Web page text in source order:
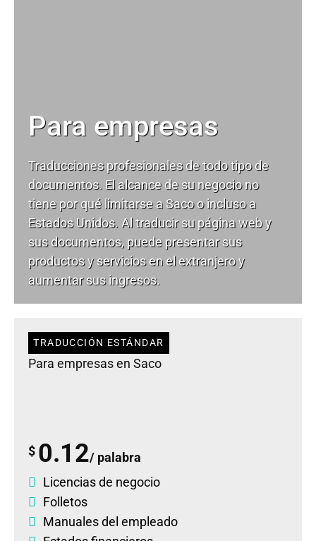
Para empresas
Traducciones profesionales de todo tipo de
documentos. El alcance de su negocio no
tiene por qué limitarse a Saco o incluso a
Estados Unidos. Al traducir su página web y
sus documentos, puede presentar sus
productos y servicios en el extranjero y
aumentar sus ingresos.
TRADUCCIÓN ESTÁNDAR
Para empresas en Saco
$ 0.12/ palabra
Licencias de negocio
Folletos
Manuales del empleado